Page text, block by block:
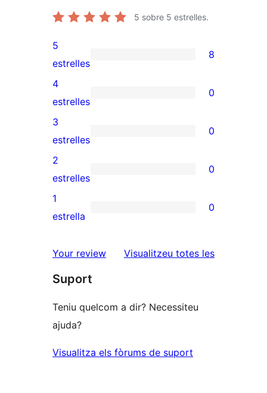
5 sobre 5 estrelles.
8
valoracions
de
5
estrelles
5
estrelles
8
0
valoracions
de
4
estrelles
4
estrelles
0
0
valoracions
de
3
estrelles
3
estrelles
0
0
valoracions
de
estrelles
2
estrelles
0
0
de
estrelles
1
estrella
0
Your review Visualitzeu totes lesressenyes
Suport
Teniu quelcom a dir? Necessiteu
ajuda?
Visualitza els fòrums de suport